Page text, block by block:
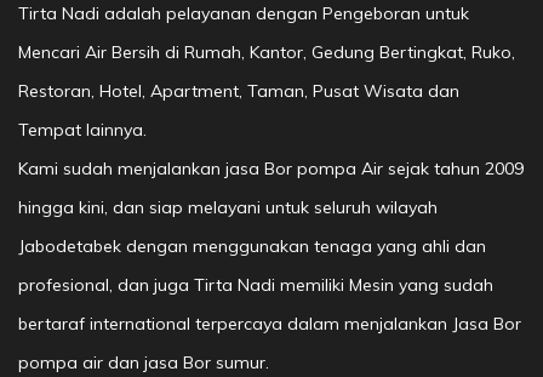
Tirta Nadi adalah pelayanan dengan Pengeboran untuk
Mencari Air Bersih di Rumah, Kantor, Gedung Bertingkat, Ruko,
Restoran, Hotel, Apartment, Taman, Pusat Wisata dan
Tempat lainnya.
Kami sudah menjalankan jasa Bor pompa Air sejak tahun 2009
hingga kini, dan siap melayani untuk seluruh wilayah
Jabodetabek dengan menggunakan tenaga yang ahli dan
profesional, dan juga Tirta Nadi memiliki Mesin yang sudah
bertaraf international terpercaya dalam menjalankan Jasa Bor
pompa air dan jasa Bor sumur.